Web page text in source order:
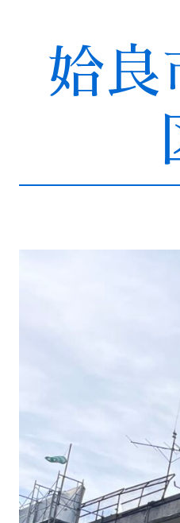
姶良